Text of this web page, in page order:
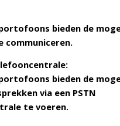
portofoons bieden de
communiceren.
portofoons bieden de
via een PSTN
te voeren.